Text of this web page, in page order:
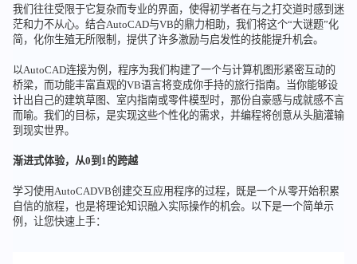
我们往往受限于它复杂而专业的界面，使得初学者在与之打交道时感到迷
茫和力不从心。结合AutoCAD与VB的鼎力相助，我们将这个“大谜题”化
简，化你生殖无所限制，提供了许多激励与启发性的技能提升机会。
以AutoCAD连接为例，程序为我们构建了一个与计算机图形紧密互动的
桥梁，而功能丰富直观的VB语言将变成你手持的旅行指南。当你能够设
计出自己的建筑草图、室内指南或零件模型时，那份自豪感与成就感不言
而喻。我们的目标，是实现这些个性化的需求，并编程将创意从头脑灌输
到现实世界。
渐进式体验，从0到1的跨越
学习使用AutoCADVB创建交互应用程序的过程，既是一个从零开始积累
自信的旅程，也是将理论知识融入实际操作的机会。以下是一个简单示
例，让您快速上手：